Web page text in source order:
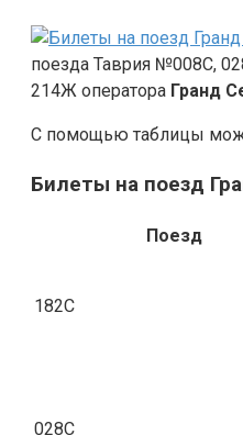
поезда Таврия №008С,
214Ж оператора Гранд
С помощью таблицы
Билеты на поезд
Поезд
182С
028С